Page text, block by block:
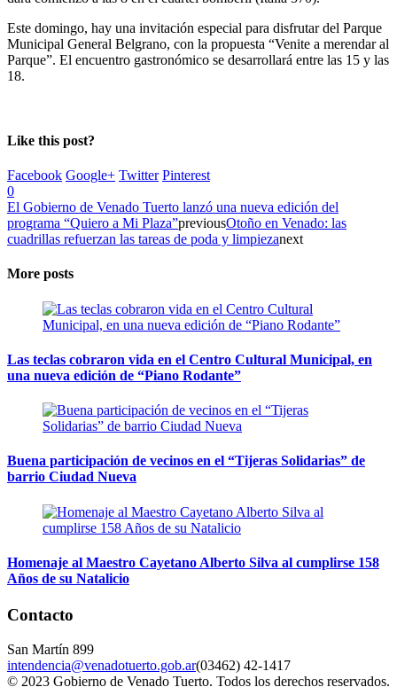
Este domingo, hay una invitación especial para disfrutar del Parque
Municipal General Belgrano, con la propuesta “Venite a merendar al
Parque”. El encuentro gastronómico se desarrollará entre las 15 y las
18.
Like this post?
Facebook Google+ Twitter Pinterest
0
El Gobierno de Venado Tuerto lanzó una nueva edición del
programa “Quiero a Mi Plaza”previousOtoño en Venado: las
cuadrillas refuerzan las tareas de poda y limpiezanext
More posts
Las teclas cobraron vida en el Centro Cultural Municipal, en
una nueva edición de “Piano Rodante”
Buena participación de vecinos en el “Tijeras Solidarias” de
barrio Ciudad Nueva
Homenaje al Maestro Cayetano Alberto Silva al cumplirse 158
Años de su Natalicio
Contacto
San Martín 899
intendencia@venadotuerto.gob.ar(03462) 42-1417
© 2023 Gobierno de Venado Tuerto. Todos los derechos reservados.